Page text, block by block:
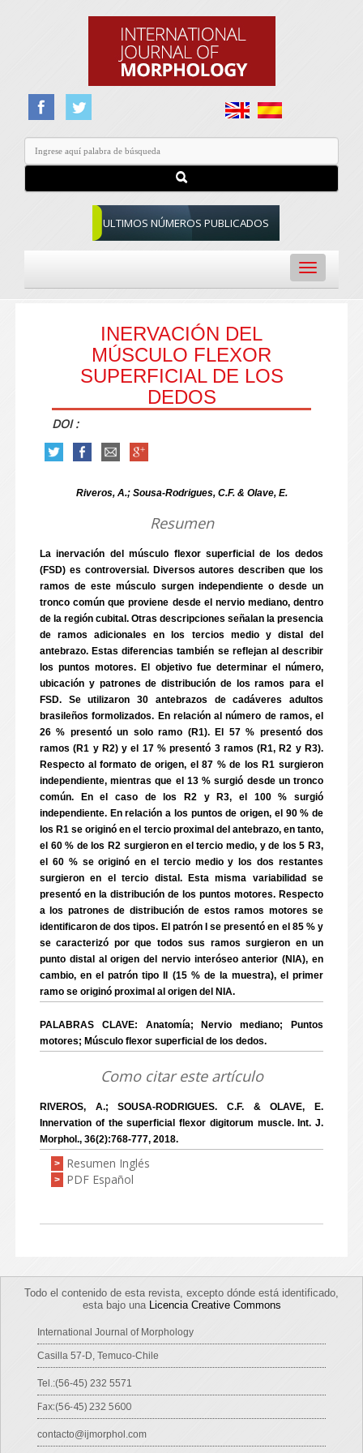
ULTIMOS NÚMEROS PUBLICADOS
Toggle
navigation
INERVACIÓN DEL
MÚSCULO FLEXOR
SUPERFICIAL DE LOS
DEDOS
DOI :
Riveros, A.; Sousa-Rodrigues, C.F. & Olave, E.
Resumen
La inervación del músculo flexor superficial de los dedos
(FSD) es controversial. Diversos autores describen que los
ramos de este músculo surgen independiente o desde un
tronco común que proviene desde el nervio mediano, dentro
de la región cubital. Otras descripciones señalan la presencia
de ramos adicionales en los tercios medio y distal del
antebrazo. Estas diferencias también se reflejan al describir
los puntos motores. El objetivo fue determinar el número,
ubicación y patrones de distribución de los ramos para el
FSD. Se utilizaron 30 antebrazos de cadáveres adultos
brasileños formolizados. En relación al número de ramos, el
26 % presentó un solo ramo (R1). El 57 % presentó dos
ramos (R1 y R2) y el 17 % presentó 3 ramos (R1, R2 y R3).
Respecto al formato de origen, el 87 % de los R1 surgieron
independiente, mientras que el 13 % surgió desde un tronco
común. En el caso de los R2 y R3, el 100 % surgió
independiente. En relación a los puntos de origen, el 90 % de
los R1 se originó en el tercio proximal del antebrazo, en tanto,
el 60 % de los R2 surgieron en el tercio medio, y de los 5 R3,
el 60 % se originó en el tercio medio y los dos restantes
surgieron en el tercio distal. Esta misma variabilidad se
presentó en la distribución de los puntos motores. Respecto
a los patrones de distribución de estos ramos motores se
identificaron de dos tipos. El patrón I se presentó en el 85 % y
se caracterizó por que todos sus ramos surgieron en un
punto distal al origen del nervio interóseo anterior (NIA), en
cambio, en el patrón tipo II (15 % de la muestra), el primer
ramo se originó proximal al origen del NIA.
PALABRAS CLAVE: Anatomía; Nervio mediano; Puntos
motores; Músculo flexor superficial de los dedos.
Como citar este artículo
RIVEROS, A.; SOUSA-RODRIGUES. C.F. & OLAVE, E.
Innervation of the superficial flexor digitorum muscle. Int. J.
Morphol., 36(2):768-777, 2018.
> Resumen Inglés
> PDF Español
Todo el contenido de esta revista, excepto dónde está identificado,
esta bajo una Licencia Creative Commons
International Journal of Morphology
Casilla 57-D, Temuco-Chile
Tel.:(56-45) 232 5571
Fax:(56-45) 232 5600
contacto@ijmorphol.com